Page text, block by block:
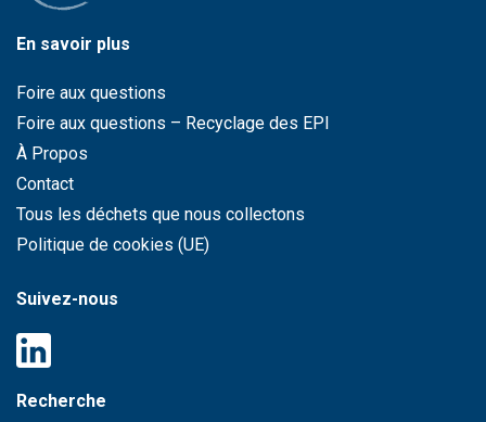
En savoir plus
Foire aux questions
Foire aux questions – Recyclage des EPI
À Propos
Contact
Tous les déchets que nous collectons
Politique de cookies (UE)
Suivez-nous
Recherche